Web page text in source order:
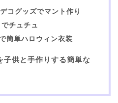
コグッズでマント作り
チュチュ
簡単ハロウィン衣装
子供と手作りする簡単な